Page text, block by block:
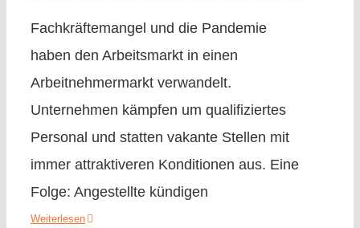
Fachkräftemangel und die Pandemie
haben den Arbeitsmarkt in einen
Arbeitnehmermarkt verwandelt.
Unternehmen kämpfen um qualifiziertes
Personal und statten vakante Stellen mit
immer attraktiveren Konditionen aus. Eine
Folge: Angestellte kündigen
Weiterlesen